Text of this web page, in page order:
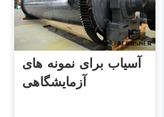
آسیاب برای نمونه های
آزمایشگاهی